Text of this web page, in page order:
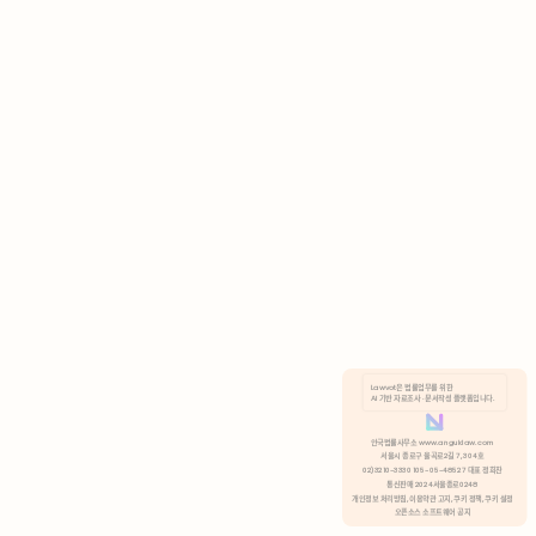
분석 쿠키 허용
Lawvot은 법률업무를 위한
AI 기반 자료조사 · 문서작성 플랫폼입니다.
안국법률사무소 www.anguklaw.com
서울시 종로구 율곡로2길 7, 304호
02)3210-3330 105-05-48527 대표 정희찬
통신판매 2024서울종로0248
개인정보 처리방침, 이용약관 고지, 쿠키 정책, 쿠키 설정
오픈소스 소프트웨어 공지